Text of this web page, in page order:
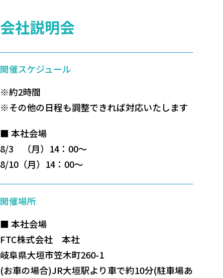
会社説明会
開催スケジュール
※約2時間
※その他の日程も調整できれば対応いたします
■ 本社会場
8/3 （月）14：00～
8/10（月）14：00～
開催場所
■ 本社会場
FTC株式会社 本社
岐阜県大垣市笠木町260-1
(お車の場合)JR大垣駅より車で約10分(駐車場あ